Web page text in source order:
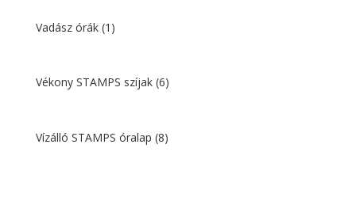
Vadász órák (1)
Vékony STAMPS szíjak (6)
Vízálló STAMPS óralap (8)